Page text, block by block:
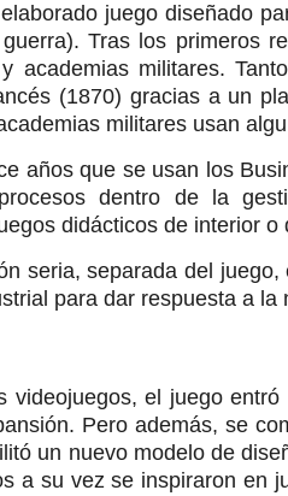
juego diseñado
Tras los primeros
academias militares.
(1870) gracias a un
militares usan
años que se usan los
dentro de la
didácticos de interior
seria, separada del
para dar respuesta a
videojuegos, el juego
Pero además, se
un nuevo modelo de
a su vez se inspiraron en